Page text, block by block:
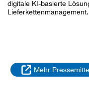
digitale KI-basierte
Lieferkettenmanagement.
Mehr